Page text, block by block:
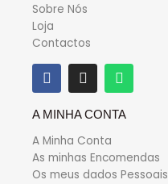
Sobre Nós
Loja
Contactos
A MINHA CONTA
A Minha Conta
As minhas Encomendas
Os meus dados Pessoais